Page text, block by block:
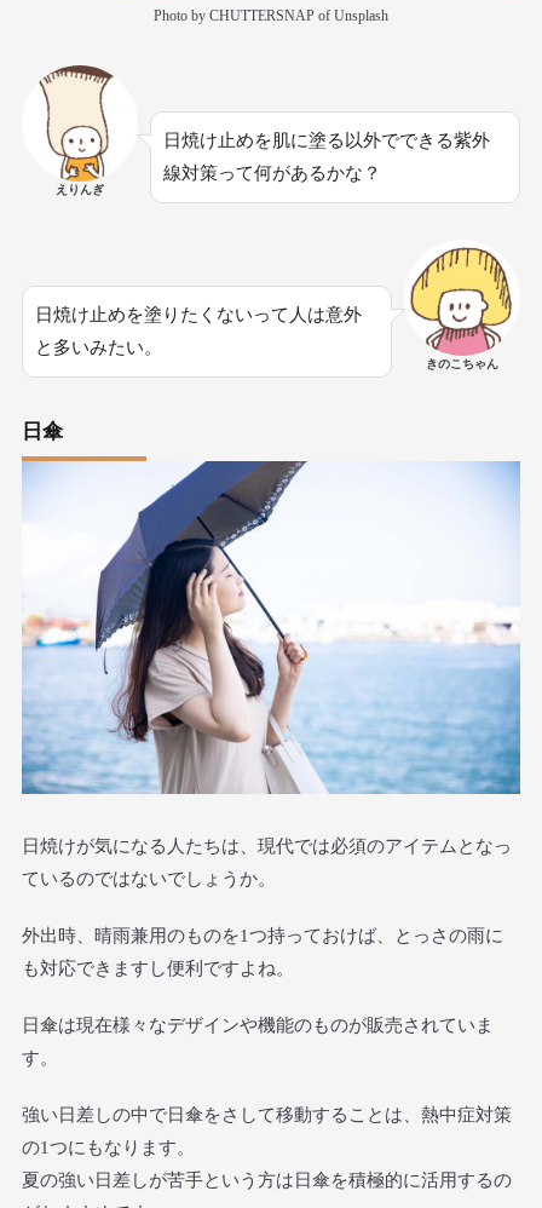
Photo by CHUTTERSNAP of Unsplash
えりんぎ
日焼け止めを肌に塗る以外でできる紫外
線対策って何があるかな？
日焼け止めを塗りたくないって人は意外
と多いみたい。
きのこちゃん
日傘
日焼けが気になる人たちは、現代では必須のアイテムとなっ
ているのではないでしょうか。
外出時、晴雨兼用のものを1つ持っておけば、とっさの雨に
も対応できますし便利ですよね。
日傘は現在様々なデザインや機能のものが販売されていま
す。
強い日差しの中で日傘をさして移動することは、熱中症対策
の1つにもなります。
夏の強い日差しが苦手という方は日傘を積極的に活用するの